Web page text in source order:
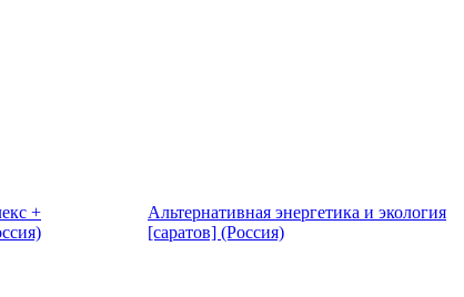
+
Альтернативная энергетика и экология
[саратов] (Россия)